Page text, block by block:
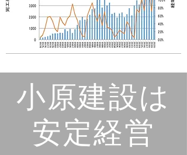
小原建設は
​安定経営